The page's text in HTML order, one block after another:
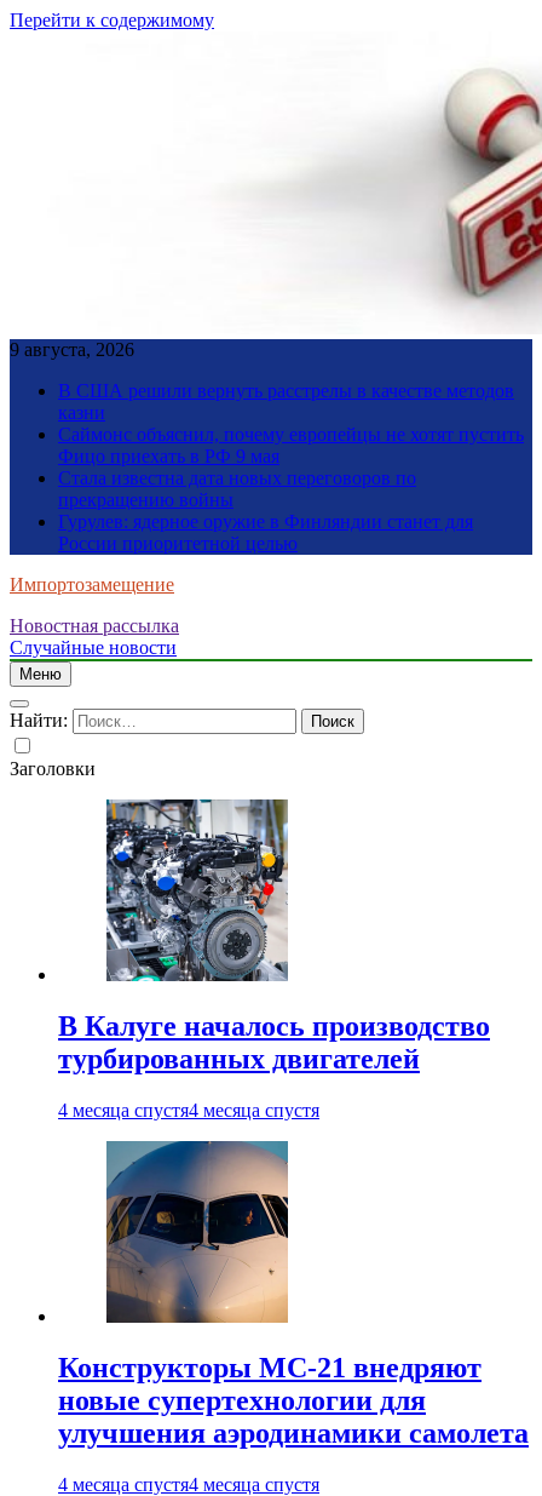
Перейти к содержимому
9 августа, 2026
В США решили вернуть расстрелы в качестве методов
казни
Саймонс объяснил, почему европейцы не хотят пустить
Фицо приехать в РФ 9 мая
Стала известна дата новых переговоров по
прекращению войны
Гурулев: ядерное оружие в Финляндии станет для
России приоритетной целью
Импортозамещение
Новостная рассылка
Случайные новости
Меню
Найти:
Заголовки
В Калуге началось производство
турбированных двигателей
4 месяца спустя4 месяца спустя
Конструкторы МС-21 внедряют
новые супертехнологии для
улучшения аэродинамики самолета
4 месяца спустя4 месяца спустя